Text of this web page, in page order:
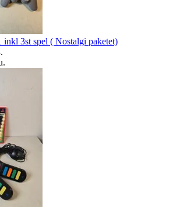
inkl 3st spel ( Nostalgi paketet)
.
.